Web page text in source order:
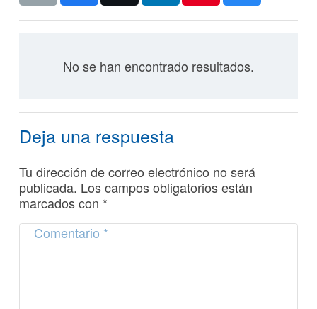
No se han encontrado resultados.
Deja una respuesta
Tu dirección de correo electrónico no será
publicada. Los campos obligatorios están
marcados con *